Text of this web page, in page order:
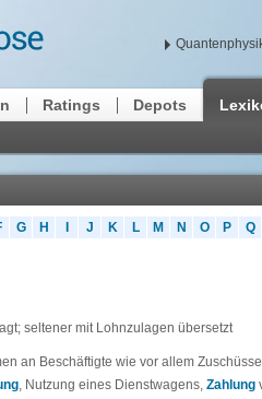
Ratings Depots
G H J K L M N O P Q
seltener mit Lohnzulagen übersetzt
an Beschäftigte wie vor allem
, Nutzung eines Dienstwagens, Zahlung